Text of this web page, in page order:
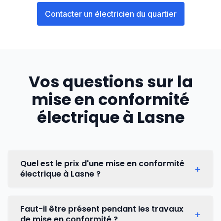
Contacter un électricien du quartier
Vos questions sur la
mise en conformité
électrique à Lasne
Quel est le prix d'une mise en conformité
électrique à Lasne ?
+
Lasne, le coût varie généralement entre300 €
Faut-il être présent pendant les travaux
+